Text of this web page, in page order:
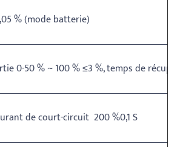
% (mode batterie)
0-50 % ~ 100 % ≤3 %, temps de
de court-circuit 200 %0,1 S